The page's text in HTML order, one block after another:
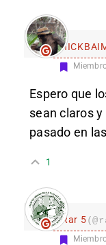
Espero que
sean claros
pasado en
1
Rar 5